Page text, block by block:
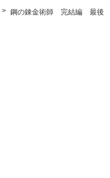
鋼の錬金術師 完結編 最後